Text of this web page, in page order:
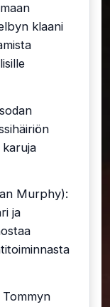
klaani
karuja
Murphy):
ja